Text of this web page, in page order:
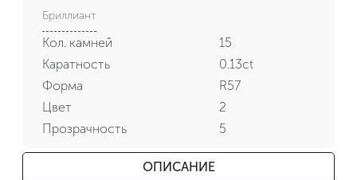
Бриллиант
Кол. камней
15
Каратность
0.13ct
Форма
R57
Цвет
2
Прозрачность
5
ОПИСАНИЕ